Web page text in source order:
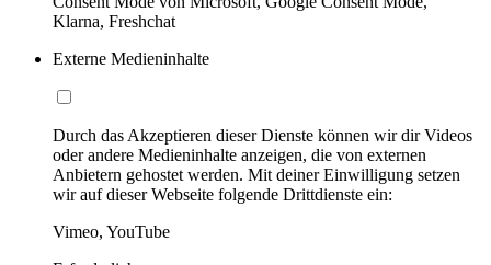
Klarna, Freshchat
Externe Medieninhalte
Durch das Akzeptieren dieser Dienste können wir dir Videos
oder andere Medieninhalte anzeigen, die von externen
Anbietern gehostet werden. Mit deiner Einwilligung setzen
wir auf dieser Webseite folgende Drittdienste ein:
Vimeo, YouTube